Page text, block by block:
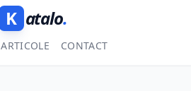
K atalo.
ARTICOLE CONTACT